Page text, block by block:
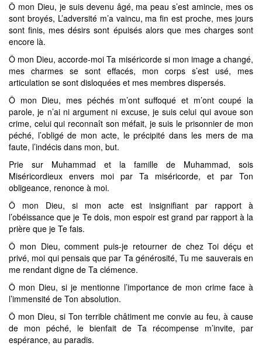
Ô mon Dieu, je suis devenu âgé, ma peau s’est amincie, mes os
sont broyés, L’adversité m’a vaincu, ma fin est proche, mes jours
sont finis, mes désirs sont épuisés alors que mes charges sont
encore là.
Ô mon Dieu, accorde-moi Ta miséricorde si mon image a changé,
mes charmes se sont effacés, mon corps s’est usé, mes
articulation se sont disloquées et mes membres dispersés.
Ô mon Dieu, mes péchés m’ont suffoqué et m’ont coupé la
parole, je n’ai ni argument ni excuse, je suis celui qui avoue son
crime, celui qui reconnaît son méfait, je suis le prisonnier de mon
péché, l’obligé de mon acte, le précipité dans les mers de ma
faute, l’indécis dans mon, but.
Prie sur Muhammad et la famille de Muhammad, sois
Miséricordieux envers moi par Ta miséricorde, et par Ton
obligeance, renonce à moi.
Ô mon Dieu, si mon acte est insignifiant par rapport à
l’obéissance que je Te dois, mon espoir est grand par rapport à la
prière que je Te fais.
Ô mon Dieu, comment puis-je retourner de chez Toi déçu et
privé, moi qui pensais que par Ta générosité, Tu me sauverais en
me rendant digne de Ta clémence.
Ô mon Dieu, si je mentionne l’importance de mon crime face à
l’immensité de Ton absolution.
Ô mon Dieu, si Ton terrible châtiment me convie au feu, à cause
de mon péché, le bienfait de Ta récompense m’invite, par
espérance, au paradis.